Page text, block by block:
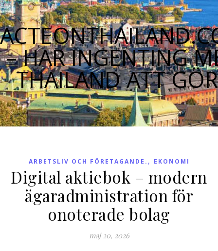
– HAR INGENTING
THAILAND ATT
ARBETSLIV OCH FÖRETAGANDE. , EKONOMI
Digital aktiebok – modern
ägaradministration för
onoterade bolag
maj 20, 2026